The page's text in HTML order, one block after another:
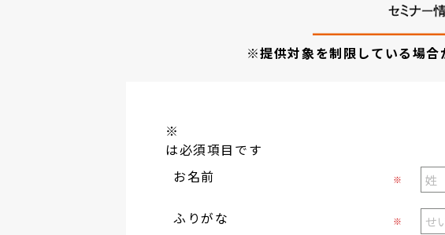
※提供対象を制限している場合
※
は必須項目です
お名前
※
ふりがな ※